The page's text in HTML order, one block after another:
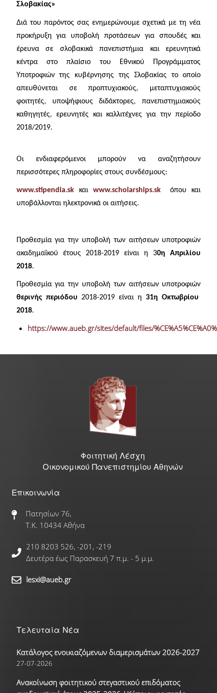
Σίτισης
Στέγασης
Διαδικασία Ηλεκτρονικής Αίτησης
Αποτελέσματα
Στέγασης
Εστιατόριο
Γραφείο Εύρεσης Στέγης
Επιδόματα & Υποτροφίες
Ξένες Γλώσσες
Αγγλικά
Γερμανικά
Σλοβακίας»
Διά του παρόντος σας ενημερώνουμε σχετικά με τη νέα
προκήρυξη για υποβολή προτάσεων για σπουδές και
έρευνα σε σλοβακικά πανεπιστήμια και ερευνητικά
κέντρα στο πλαίσιο του Εθνικού Προγράμματος
Υποτροφιών της κυβέρνησης της Σλοβακίας το οποίο
απευθύνεται σε προπτυχιακούς, μεταπτυχιακούς
φοιτητές, υποψήφιους διδάκτορες, πανεπιστημιακούς
καθηγητές, ερευνητές και καλλιτέχνες για την περίοδο
2018/2019.
Οι ενδιαφερόμενοι μπορούν να αναζητήσουν
περισσότερες πληροφορίες στους συνδέσμους:
www.stipendia.skκαιwww.scholarships.sk
όπου και
υποβάλλονται ηλεκτρονικά οι αιτήσεις.
Προθεσμία για την υποβολή των αιτήσεων υποτροφιών
ακαδημαϊκού έτους 2018-2019 είναι η 30η Απριλίου
2018.
Προθεσμία για την υποβολή των αιτήσεων υποτροφιών
θερινής περιόδου 2018-2019 είναι η31η Οκτωβρίου
2018.
https://www.aueb.gr/sites/default/files/
Φοιτητική Λέσχη
Οικονομικού Πανεπιστημίου Αθηνών
Επικοινωνία
Πατησίων 76,
Τ.Κ. 10434 Αθήνα
210 8203 526, -201, -219
Δευτέρα έως Παρασκευή 7 π.μ. - 5 μ.μ.
lesxi@aueb.gr
Τελευταία Νέα
Κατάλογος ενοικιαζόμενων διαμερισμάτων 2026-2027
27-07-2026
Ανακοίνωση φοιτητικού στεγαστικού επιδόματος